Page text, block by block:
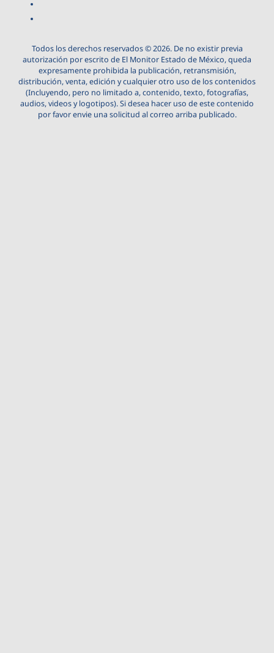
Todos los derechos reservados © 2026. De no existir previa
autorización por escrito de El Monitor Estado de México, queda
expresamente prohibida la publicación, retransmisión,
distribución, venta, edición y cualquier otro uso de los contenidos
(Incluyendo, pero no limitado a, contenido, texto, fotografías,
audios, videos y logotipos). Si desea hacer uso de este contenido
por favor envie una solicitud al correo arriba publicado.